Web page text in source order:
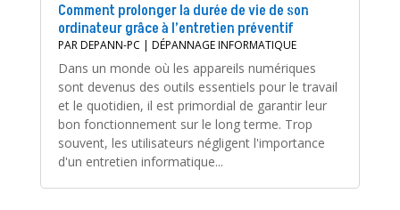
Comment prolonger la durée de vie de son
ordinateur grâce à l’entretien préventif
PARDEPANN-PC | DÉPANNAGE INFORMATIQUE
Dans un monde où les appareils numériques
sont devenus des outils essentiels pour le travail
et le quotidien, il est primordial de garantir leur
bon fonctionnement sur le long terme. Trop
souvent, les utilisateurs négligent l'importance
d'un entretien informatique...